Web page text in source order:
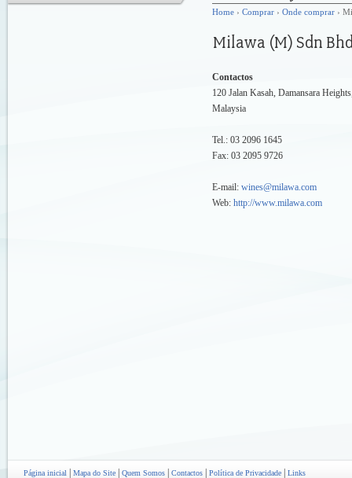
Home › Comprar › Onde comprar ›
Contactos
120 Jalan Kasah, Damansara
Malaysia
Tel.: 03 2096 1645
Fax: 03 2095 9726
E-mail: wines@milawa.com
Web: http://www.milawa.com
Página inicial Mapa do Site Quem Somos Contactos Política de Privacidade Links